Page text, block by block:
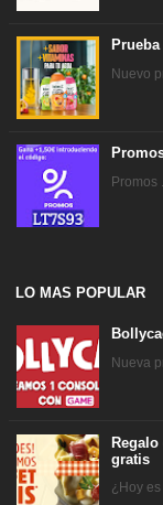
Nuevo
Promos
LO MAS POPULAR
Nueva
gratis
¿Hoy es